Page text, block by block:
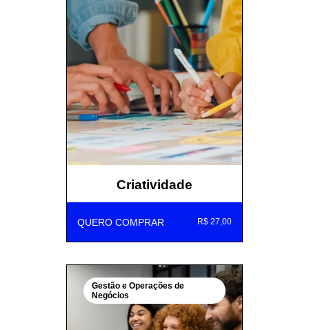
Criatividade
QUERO COMPRAR R$ 27,00
Gestão e Operações de
Negócios